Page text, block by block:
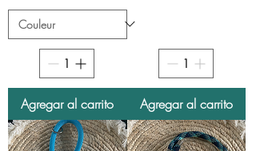
Agregar al carrito Agregar al carrito